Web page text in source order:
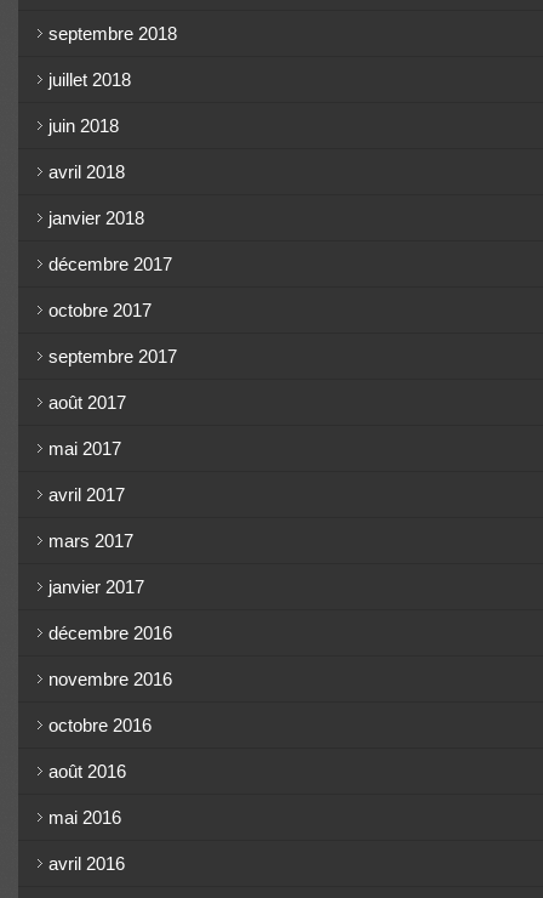
septembre 2018
juillet 2018
juin 2018
avril 2018
janvier 2018
décembre 2017
octobre 2017
septembre 2017
août 2017
mai 2017
avril 2017
mars 2017
janvier 2017
décembre 2016
novembre 2016
octobre 2016
août 2016
mai 2016
avril 2016